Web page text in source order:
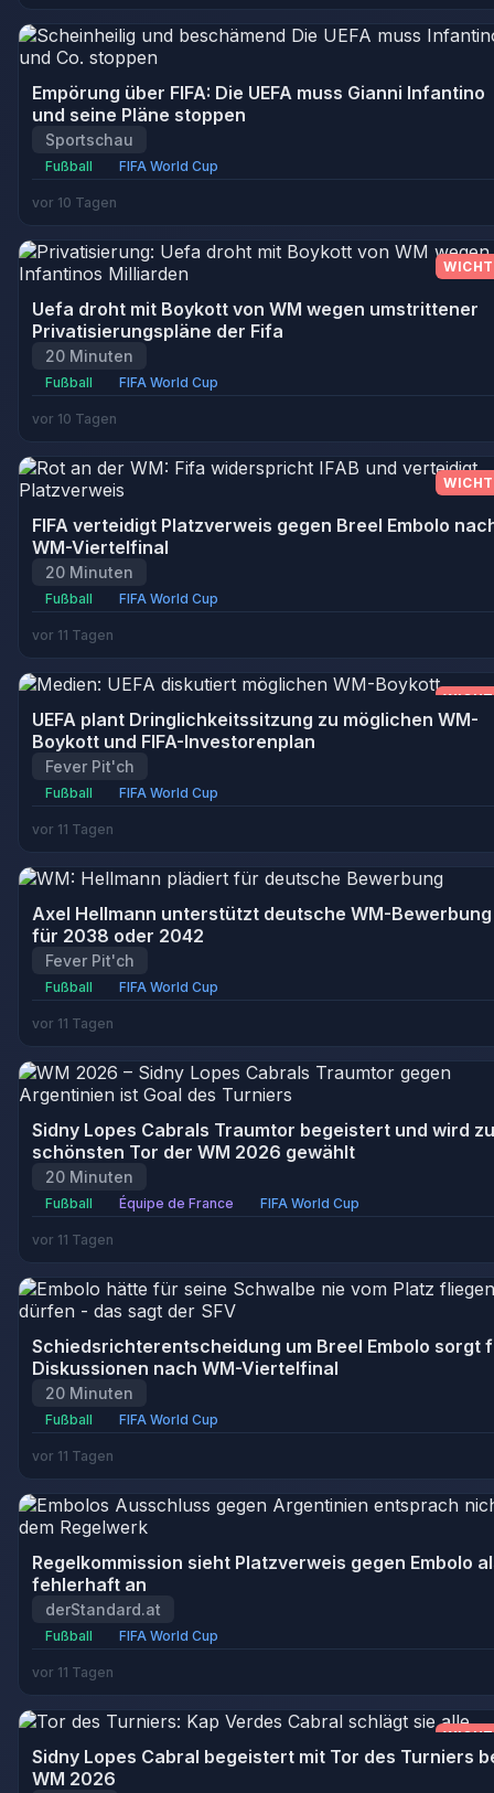
Empörung über FIFA: Die UEFA muss Gianni Infantino
und seine Pläne stoppen
Sportschau
Fußball FIFA World Cup
vor 10 Tagen
Uefa droht mit Boykott von WM wegen umstrittener
Privatisierungspläne der Fifa
20 Minuten
Fußball FIFA World Cup
vor 10 Tagen
FIFA verteidigt Platzverweis gegen Breel Embolo
WM-Viertelfinal
20 Minuten
Fußball FIFA World Cup
vor 11 Tagen
UEFA plant Dringlichkeitssitzung zu möglichen WM-
Boykott und FIFA-Investorenplan
Fever Pit'ch
Fußball FIFA World Cup
vor 11 Tagen
Axel Hellmann unterstützt deutsche WM-Bewerbung
für 2038 oder 2042
Fever Pit'ch
Fußball FIFA World Cup
vor 11 Tagen
Sidny Lopes Cabrals Traumtor begeistert und wird
schönsten Tor der WM 2026 gewählt
20 Minuten
Fußball Équipe de France FIFA World Cup
vor 11 Tagen
Schiedsrichterentscheidung um Breel Embolo sorgt
Diskussionen nach WM-Viertelfinal
20 Minuten
Fußball FIFA World Cup
vor 11 Tagen
Regelkommission sieht Platzverweis gegen Embolo
fehlerhaft an
derStandard.at
Fußball FIFA World Cup
vor 11 Tagen
Sidny Lopes Cabral begeistert mit Tor des Turniers
WM 2026